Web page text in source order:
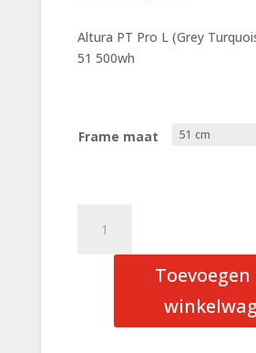
Altura PT Pro L (Grey
51 500wh
Frame maat
Altura
Toevoegen